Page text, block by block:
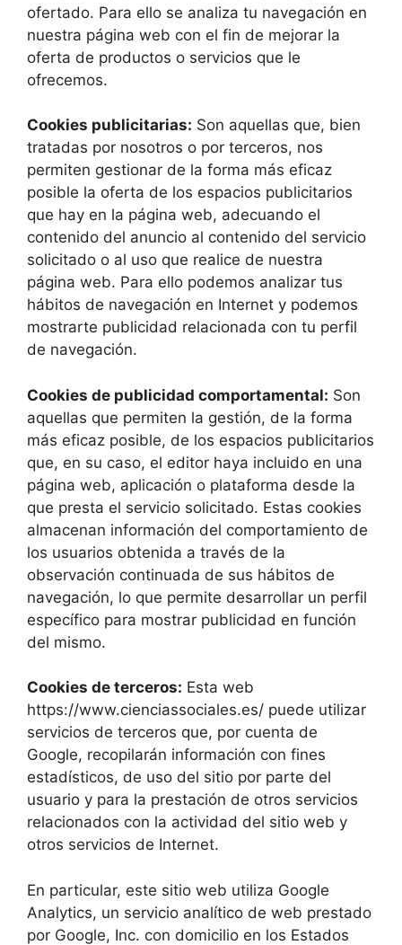
ofertado. Para ello se analiza tu navegación en
nuestra página web con el fin de mejorar la
oferta de productos o servicios que le
ofrecemos.
Cookies publicitarias: Son aquellas que, bien
tratadas por nosotros o por terceros, nos
permiten gestionar de la forma más eficaz
posible la oferta de los espacios publicitarios
que hay en la página web, adecuando el
contenido del anuncio al contenido del servicio
solicitado o al uso que realice de nuestra
página web. Para ello podemos analizar tus
hábitos de navegación en Internet y podemos
mostrarte publicidad relacionada con tu perfil
de navegación.
Cookies de publicidad comportamental: Son
aquellas que permiten la gestión, de la forma
más eficaz posible, de los espacios publicitarios
que, en su caso, el editor haya incluido en una
página web, aplicación o plataforma desde la
que presta el servicio solicitado. Estas cookies
almacenan información del comportamiento de
los usuarios obtenida a través de la
observación continuada de sus hábitos de
navegación, lo que permite desarrollar un perfil
específico para mostrar publicidad en función
del mismo.
Cookies de terceros: Esta web
https://www.cienciassociales.es/ puede utilizar
servicios de terceros que, por cuenta de
Google, recopilarán información con fines
estadísticos, de uso del sitio por parte del
usuario y para la prestación de otros servicios
relacionados con la actividad del sitio web y
otros servicios de Internet.
En particular, este sitio web utiliza Google
Analytics, un servicio analítico de web prestado
por Google, Inc. con domicilio en los Estados